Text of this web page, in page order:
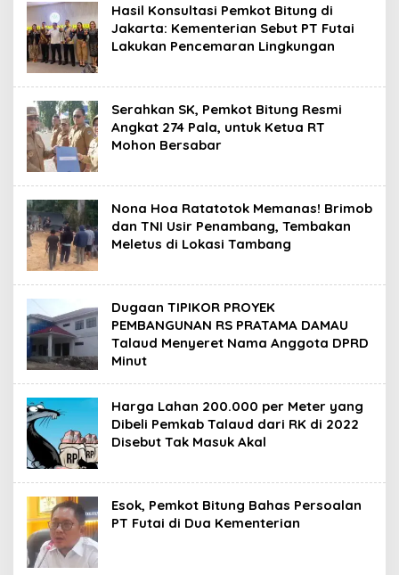
Hasil Konsultasi Pemkot Bitung di
Jakarta: Kementerian Sebut PT Futai
Lakukan Pencemaran Lingkungan
Serahkan SK, Pemkot Bitung Resmi
Angkat 274 Pala, untuk Ketua RT
Mohon Bersabar
Nona Hoa Ratatotok Memanas! Brimob
dan TNI Usir Penambang, Tembakan
Meletus di Lokasi Tambang
Dugaan TIPIKOR PROYEK
PEMBANGUNAN RS PRATAMA DAMAU
Talaud Menyeret Nama Anggota DPRD
Minut
Harga Lahan 200.000 per Meter yang
Dibeli Pemkab Talaud dari RK di 2022
Disebut Tak Masuk Akal
Esok, Pemkot Bitung Bahas Persoalan
PT Futai di Dua Kementerian